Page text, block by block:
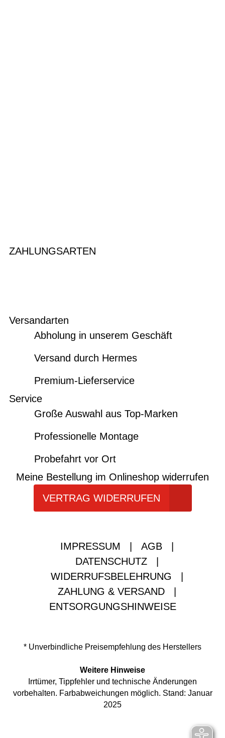
ZAHLUNGSARTEN
Versandarten
Abholung in unserem Geschäft
Versand durch Hermes
Premium-Lieferservice
Service
Große Auswahl aus Top-Marken
Professionelle Montage
Probefahrt vor Ort
Meine Bestellung im Onlineshop widerrufen
VERTRAG WIDERRUFEN
IMPRESSUM AGB
DATENSCHUTZ
WIDERRUFSBELEHRUNG
ZAHLUNG & VERSAND
ENTSORGUNGSHINWEISE
* Unverbindliche Preisempfehlung des Herstellers
Weitere Hinweise
Irrtümer, Tippfehler und technische Änderungen
vorbehalten. Farbabweichungen möglich. Stand: Januar
2025